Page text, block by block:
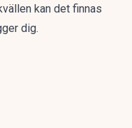
kan det finnas
dig.